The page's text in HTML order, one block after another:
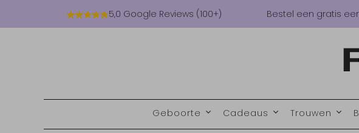
5,0 Google Reviews (100+) Bestel een gratis
Geboorte Cadeaus Trouwen